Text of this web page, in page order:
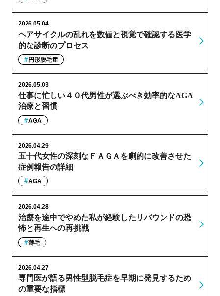
ヘアサイクルの乱れを数値と視覚で確認する医学
的な診断のプロセス
2026.05.04
円形脱毛症
仕事に忙しい４０代男性が選ぶべき効率的なAGA
治療と習慣
2026.05.03
AGA
五十代女性の深刻なＦＡＧＡを劇的に改善させた
症例報告の詳細
2026.04.29
AGA
治療を途中でやめた私が経験したリバウンドの恐
怖と再生への再挑戦
2026.04.28
薄毛
専門医が語る男性型脱毛症を早期に発見するため
の重要な指標
2026.04.27